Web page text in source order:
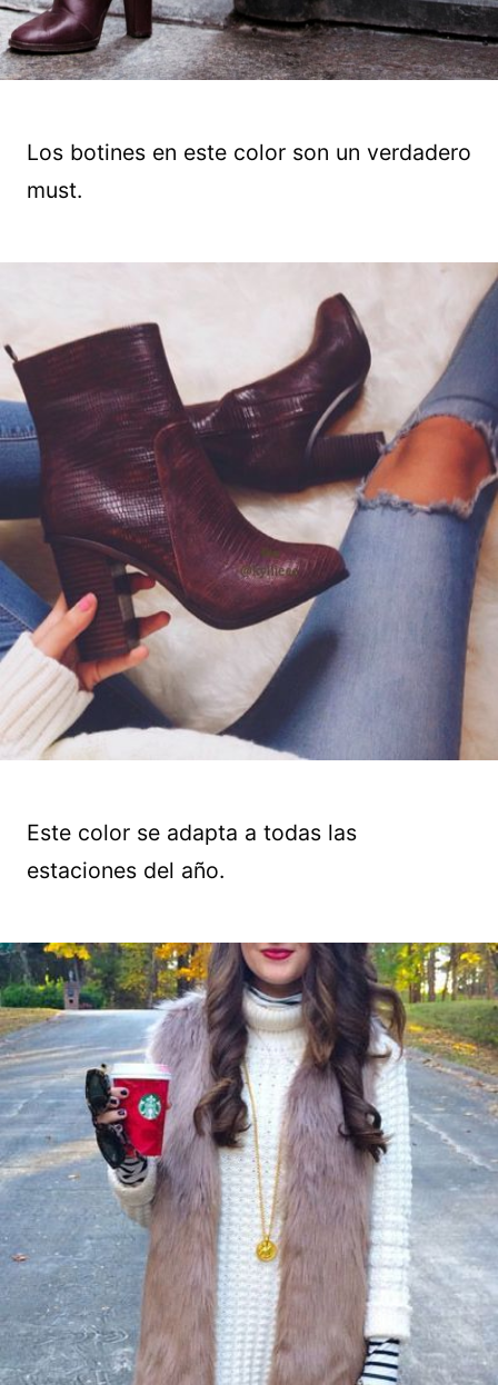
Los botines en este color son un verdadero
must.
Este color se adapta a todas las
estaciones del año.